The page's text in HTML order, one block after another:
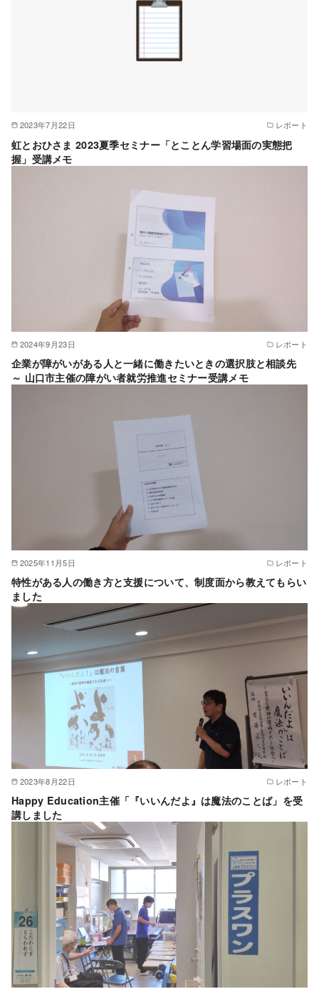
2023年7月22日 レポート
虹とおひさま 2023夏季セミナー「とことん学習場面の実態把
握」受講メモ
2024年9月23日 レポート
企業が障がいがある人と一緒に働きたいときの選択肢と相談先
～ 山口市主催の障がい者就労推進セミナー受講メモ
2025年11月5日 レポート
特性がある人の働き方と支援について、制度面から教えてもらい
ました
2023年8月22日 レポート
Happy Education主催「『いいんだよ』は魔法のことば」を受
講しました